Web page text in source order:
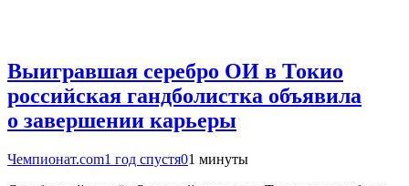
Выигравшая серебро ОИ в Токио
российская гандболистка объявила
о завершении карьеры
Чемпионат.com1 год спустя01 минуты